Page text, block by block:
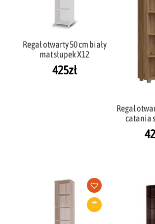
Regał otwarty 50 cm biały
mat słupek X12
425zł
Regał
catania